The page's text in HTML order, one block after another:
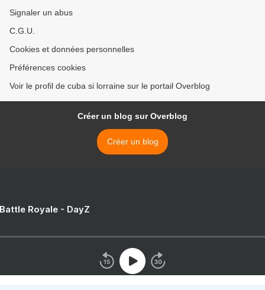
Signaler un abus
C.G.U.
Cookies et données personnelles
Préférences cookies
Voir le profil de cuba si lorraine sur le portail Overblog
Créer un blog sur Overblog
Créer un blog
Royale - DayZ